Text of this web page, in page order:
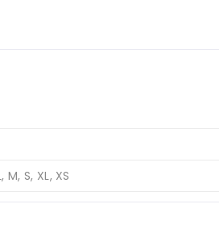
M, S, XL, XS